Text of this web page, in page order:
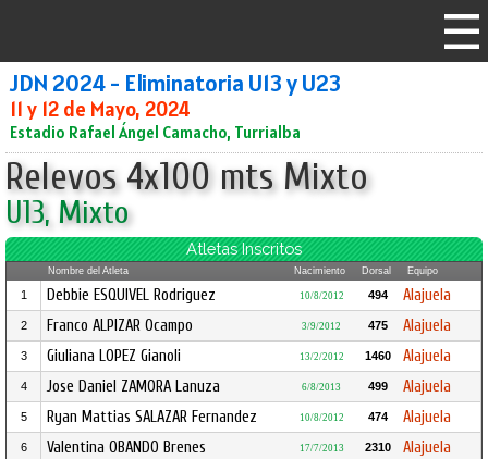
JDN 2024 - Eliminatoria U13 y U23
11 y 12 de Mayo, 2024
Estadio Rafael Ángel Camacho, Turrialba
Relevos 4x100 mts Mixto
U13, Mixto
Atletas Inscritos
Nombre del Atleta Nacimiento Dorsal Equipo
1 Debbie ESQUIVEL Rodriguez 10/8/2012 494 Alajuela
2 Franco ALPIZAR Ocampo 3/9/2012 475 Alajuela
3 Giuliana LOPEZ Gianoli 13/2/2012 1460 Alajuela
4 Jose Daniel ZAMORA Lanuza 6/8/2013 499 Alajuela
5 Ryan Mattias SALAZAR Fernandez 10/8/2012 474 Alajuela
6 Valentina OBANDO Brenes 17/7/2013 2310 Alajuela